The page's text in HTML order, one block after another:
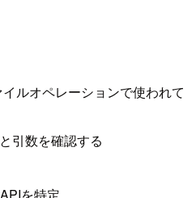
ルオペレーションで使われて
引数を確認する